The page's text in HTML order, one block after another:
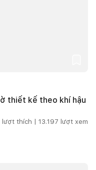
thiết kế theo khí hậu
lượt thích | 13.197 lượt xem